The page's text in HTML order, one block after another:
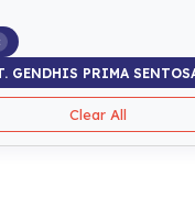
GENDHIS PRIMA
Clear All